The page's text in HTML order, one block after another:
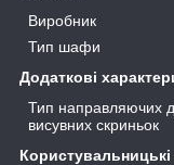
Виробник
Тип шафи
Додаткові
Тип направляючих
висувних скриньок